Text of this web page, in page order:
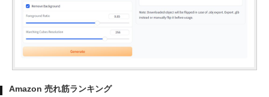
Amazon 売れ筋ランキング